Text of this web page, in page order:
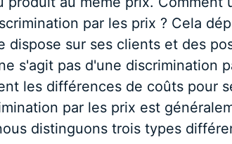
par les prix ? Cela
dispose sur ses clients et des
s'agit pas d'une discrimination
les différences de coûts pour
par les prix est
distinguons trois types